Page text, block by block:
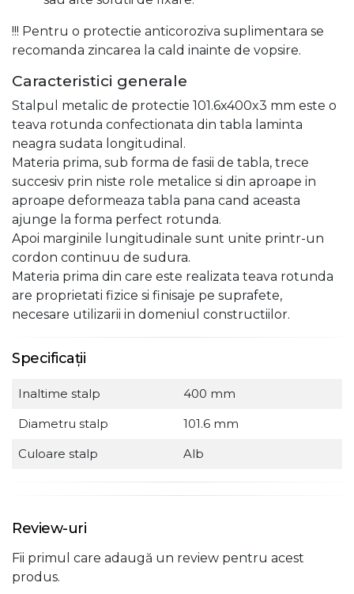
!!! Pentru o protectie anticoroziva suplimentara se
recomanda zincarea la cald inainte de vopsire.
Caracteristici generale
Stalpul metalic de protectie 101.6x400x3 mm este o
teava rotunda confectionata din tabla laminta
neagra sudata longitudinal.
Materia prima, sub forma de fasii de tabla, trece
succesiv prin niste role metalice si din aproape in
aproape deformeaza tabla pana cand aceasta
ajunge la forma perfect rotunda.
Apoi marginile lungitudinale sunt unite printr-un
cordon continuu de sudura.
Materia prima din care este realizata teava rotunda
are proprietati fizice si finisaje pe suprafete,
necesare utilizarii in domeniul constructiilor.
Specificații
Inaltime stalp
400 mm
Diametru stalp
101.6 mm
Culoare stalp
Alb
Review-uri
Fii primul care adaugă un review pentru acest
produs.